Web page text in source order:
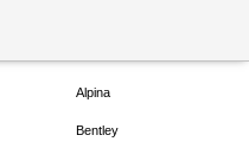
Alpina
Bentley